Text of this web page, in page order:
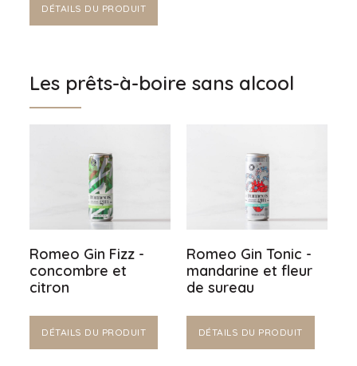
DÉTAILS DU PRODUIT
Les prêts-à-boire sans alcool
Romeo Gin Fizz -
concombre et
citron
DÉTAILS DU PRODUIT
Romeo Gin Tonic -
mandarine et fleur
de sureau
DÉTAILS DU PRODUIT